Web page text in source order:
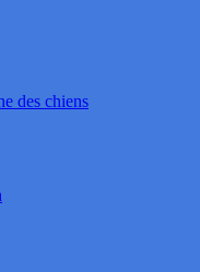
des chiens